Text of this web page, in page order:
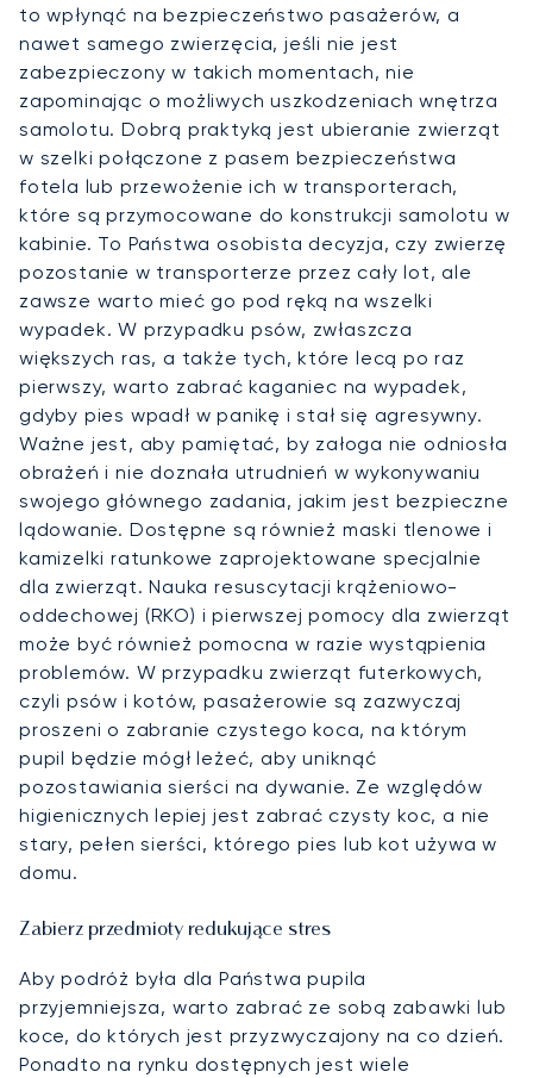
to wpłynąć na bezpieczeństwo pasażerów, a
nawet samego zwierzęcia, jeśli nie jest
zabezpieczony w takich momentach, nie
zapominając o możliwych uszkodzeniach wnętrza
samolotu. Dobrą praktyką jest ubieranie zwierząt
w szelki połączone z pasem bezpieczeństwa
fotela lub przewożenie ich w transporterach,
które są przymocowane do konstrukcji samolotu w
kabinie. To Państwa osobista decyzja, czy zwierzę
pozostanie w transporterze przez cały lot, ale
zawsze warto mieć go pod ręką na wszelki
wypadek. W przypadku psów, zwłaszcza
większych ras, a także tych, które lecą po raz
pierwszy, warto zabrać kaganiec na wypadek,
gdyby pies wpadł w panikę i stał się agresywny.
Ważne jest, aby pamiętać, by załoga nie odniosła
obrażeń i nie doznała utrudnień w wykonywaniu
swojego głównego zadania, jakim jest bezpieczne
lądowanie. Dostępne są również maski tlenowe i
kamizelki ratunkowe zaprojektowane specjalnie
dla zwierząt. Nauka resuscytacji krążeniowo-
oddechowej (RKO) i pierwszej pomocy dla zwierząt
może być również pomocna w razie wystąpienia
problemów. W przypadku zwierząt futerkowych,
czyli psów i kotów, pasażerowie są zazwyczaj
proszeni o zabranie czystego koca, na którym
pupil będzie mógł leżeć, aby uniknąć
pozostawiania sierści na dywanie. Ze względów
higienicznych lepiej jest zabrać czysty koc, a nie
stary, pełen sierści, którego pies lub kot używa w
domu.
Zabierz przedmioty redukujące stres
Aby podróż była dla Państwa pupila
przyjemniejsza, warto zabrać ze sobą zabawki lub
koce, do których jest przyzwyczajony na co dzień.
Ponadto na rynku dostępnych jest wiele